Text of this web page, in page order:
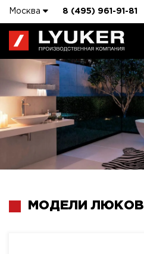
Москва 8 (495) 961-91-81
МОДЕЛИ ЛЮКОВ